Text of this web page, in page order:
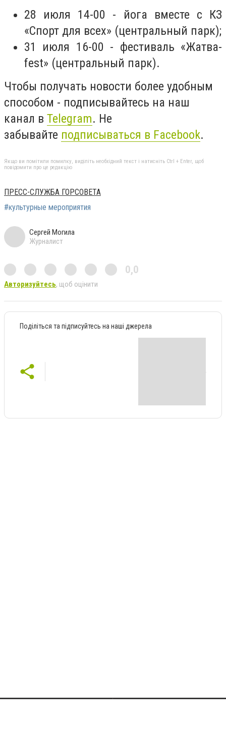
28 июля 14-00 - йога вместе с КЗ
«Спорт для всех» (центральный парк);
31 июля 16-00 - фестиваль «Жатва-
fest» (центральный парк).
Чтобы получать новости более удобным
способом - подписывайтесь на наш
канал в Telegram. Не
забывайте подписываться в Facebook.
Якщо ви помітили помилку, виділіть необхідний текст і натисніть Ctrl + Enter, щоб
повідомити про це редакцію
ПРЕСС-СЛУЖБА ГОРСОВЕТА
#культурные мероприятия
Сергей Могила
Журналист
0,0
Авторизуйтесь, щоб оцінити
Поділіться та підписуйтесь на наші джерела